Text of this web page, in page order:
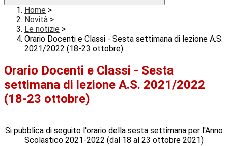
Home >
Novità >
Le notizie >
Orario Docenti e Classi - Sesta settimana di lezione A.S.
2021/2022 (18-23 ottobre)
Orario Docenti e Classi - Sesta
settimana di lezione A.S. 2021/2022
(18-23 ottobre)
Si pubblica di seguito l'orario della sesta settimana per l'Anno
Scolastico 2021-2022 (dal 18 al 23 ottobre 2021)